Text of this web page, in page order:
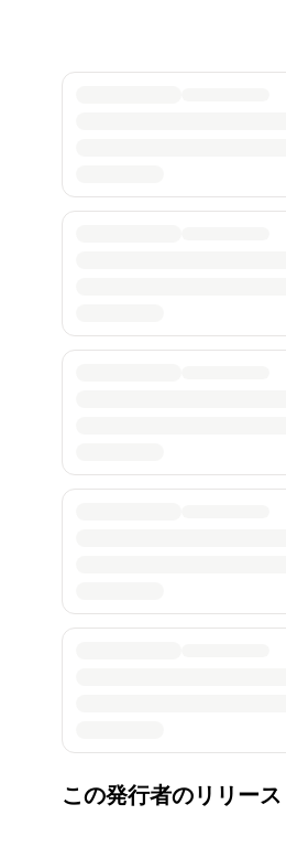
この発行者のリリース